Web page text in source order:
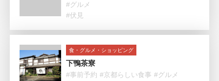
#グルメ
#伏見
食・グルメ・ショッピング
下鴨茶寮
#事前予約 #京都らしい食事 #グルメ